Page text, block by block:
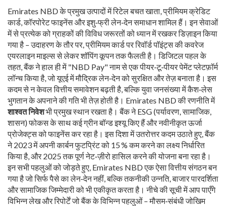
Emirates NBD के प्रमुख उत्पादों में रिटेल बचत खाता, प्रीमियम क्रेडिट
कार्ड, कॉरपोरेट फाइनेंस और इशु‑फ्री लेन‑देन समाधान शामिल हैं। इन सेवाओं
में से प्रत्येक को ग्राहकों की विविध जरूरतों को ध्यान में रखकर डिज़ाइन किया
गया है – उदाहरण के तौर पर, प्रीमियम कार्ड पर रिवॉर्ड पॉइंट्स की कवरेज
एयरलाइन माइल्स से लेकर शॉपिंग कूपन तक फैलती है। डिजिटल पहल के
तहत, बैंक ने हाल ही में "NBD Pay" नाम से एक पीयर‑टू‑पीयर पेमेंट प्लेटफ़ॉर्म
लॉन्च किया है, जो यूएई में मौद्रिक लेन‑देन को सुरक्षित और तेज़ बनाता है। इस
कदम से न केवल वित्तीय समावेशन बढ़ती है, बल्कि युवा जनसंख्या में कैश‑लेस
भुगतान के अपनाने की गति भी तेज़ होती है। Emirates NBD की रणनीति में
शाश्वत निवेशभी प्रमुख स्थान रखता है। बैंक ने ESG (पर्यावरण, सामाजिक,
शासन) फोकस के साथ कई ग्रीन बॉन्ड इश्यू किए हैं और नवीनीकृत ऊर्जा
प्रोजेक्ट्स को फाइनेंस कर रहा है। इस दिशा में उतरोत्तर कदम उठाते हुए, बैंक
ने 2023 में अपनी कार्बन फुटप्रिंट को 15 % कम करने का लक्ष्य निर्धारित
किया है, और 2025 तक पूर्ण नेट‑ज़ीरो हासिल करने की योजना बना रहा है।
इन सभी पहलुओं को जोड़ते हुए, Emirates NBD एक ऐसा वित्तीय संगठन बन
गया है जो सिर्फ पैसे का लेन‑देन नहीं, बल्कि तकनीकी उन्नति, बाजार पारदर्शिता
और सामाजिक जिम्मेदारी को भी एकीकृत करता है। नीचे की सूची में आप पाएँगे
विभिन्न लेख और रिपोर्टें जो बैंक के विभिन्न पहलुओं – मौसम‑संबंधी जोखिम